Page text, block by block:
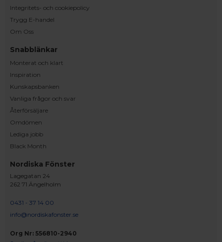
Integritets- och cookiepolicy
Trygg E-handel
Om Oss
Snabblänkar
Monterat och klart
Inspiration
Kunskapsbanken
Vanliga frågor och svar
Återförsäljare
Omdömen
Lediga jobb
Black Month
Nordiska Fönster
Lagegatan 24
262 71 Ängelholm
0431 - 37 14 00
info@nordiskafonster.se
Org Nr: 556810-2940